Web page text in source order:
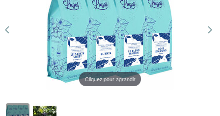
Cliquez pour agrandir